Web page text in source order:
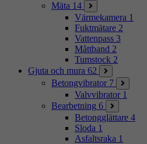
Mäta 14
Värmekamera 1
Fuktmätare 2
Vattenpass 3
Måttband 2
Tumstock 2
Gjuta och mura 62
Betongvibrator 7
Valvvibrator 1
Bearbetning 6
Betongglättare 4
Sloda 1
Asfaltsraka 1